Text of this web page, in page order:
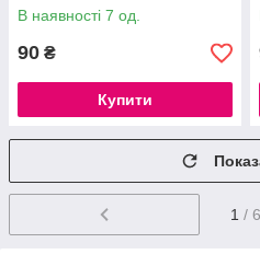
В наявності 7 од.
90 ₴
Купити
1 / 6